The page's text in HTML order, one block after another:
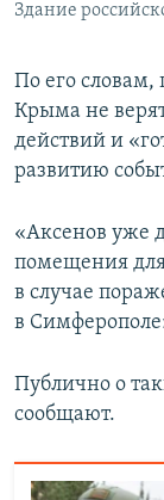
Здание
По его словам,
Крыма не
действий и
развитию
«Аксенов уже
помещения для
в случае
в
Публично о
сообщают.